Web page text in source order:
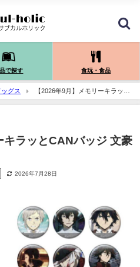
で探す 食玩・食品
グス
【2026年9月】メモリーキラッと
キラッとCANバッジ 文豪
2026年7月28日